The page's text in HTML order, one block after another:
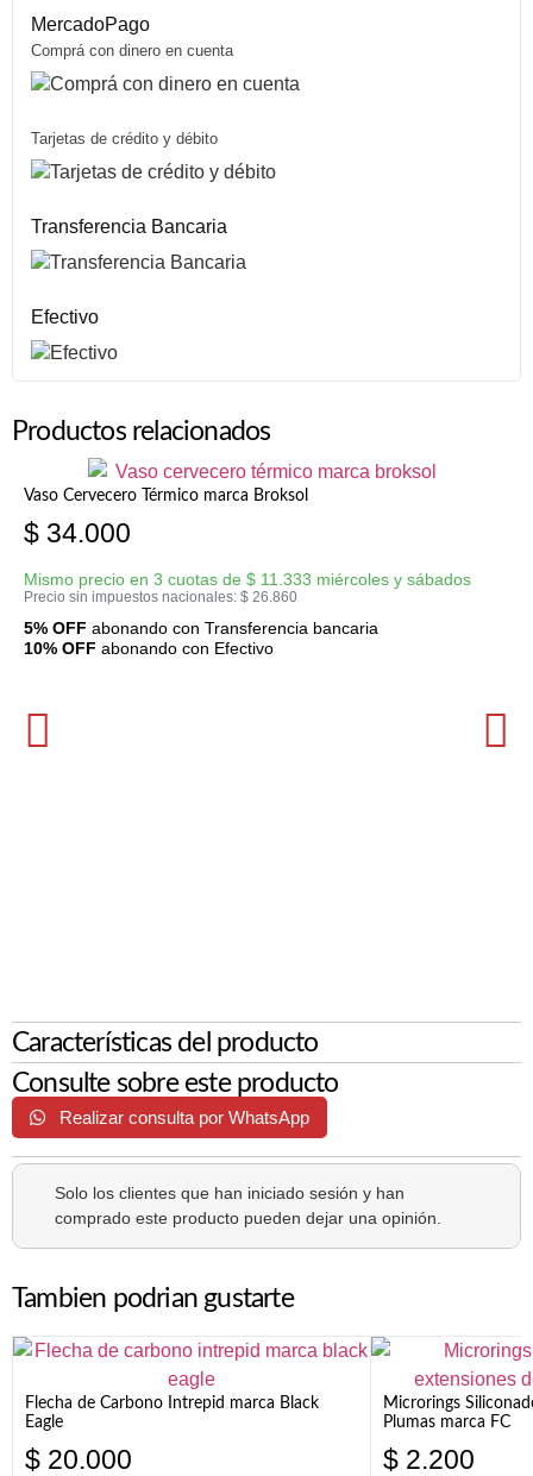
MercadoPago
Comprá con dinero en cuenta
Tarjetas de crédito y débito
Transferencia Bancaria
Efectivo
Productos relacionados
Vaso Cervecero Térmico marca Broksol
$ 34.000
Mismo precio en 3 cuotas de $ 11.333 miércoles y sábados
Precio sin impuestos nacionales: $ 26.860
5% OFF abonando con Transferencia bancaria
10% OFF abonando con Efectivo
Características del producto
Consulte sobre este producto
Realizar consulta por WhatsApp
Solo los clientes que han iniciado sesión y han
comprado este producto pueden dejar una opinión.
Tambien podrian gustarte
Flecha de Carbono Intrepid marca Black
Eagle
$ 20.000
Microrings
Plumas marca FC
$ 2.200